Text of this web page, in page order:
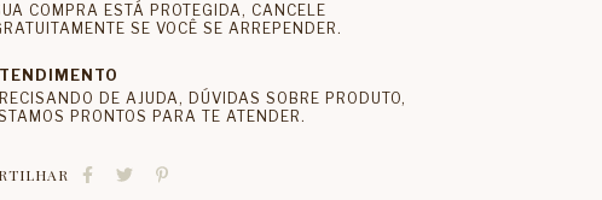
COMPRA ESTÁ PROTEGIDA, CANCELE
SE VOCÊ SE ARREPENDER.
DE AJUDA, DÚVIDAS SOBRE PRODUTO,
PRONTOS PARA TE ATENDER.